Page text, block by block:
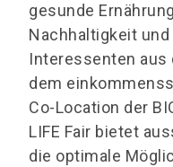
gesunde
Nachhaltigkeit
Interessenten aus
dem
Co-Location der
LIFE Fair bietet
die optimale